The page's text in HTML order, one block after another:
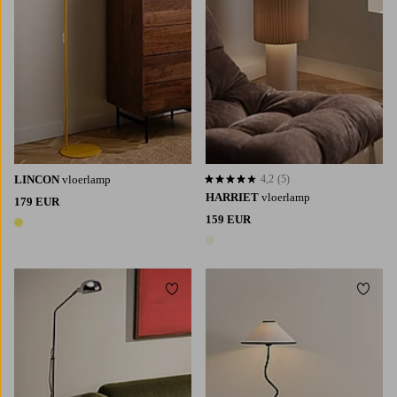
LINCON vloerlamp
179 EUR
1 kleur
HARRIET vloerlamp
159 EUR
4,2 op basis van 5 beoordelingen
4,2 (5)
Toevoegen aan favorieten